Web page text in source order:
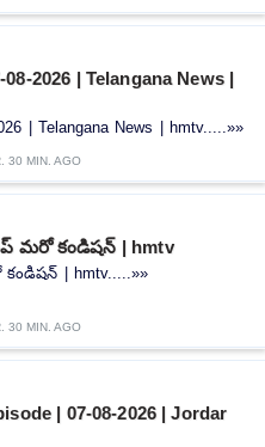
2026 | Telangana News |
| Telangana News | hmtv.....»»
30 MIN. AGO
మరో కండిషన్ | hmtv
| hmtv.....»»
30 MIN. AGO
| 07-08-2026 | Jordar